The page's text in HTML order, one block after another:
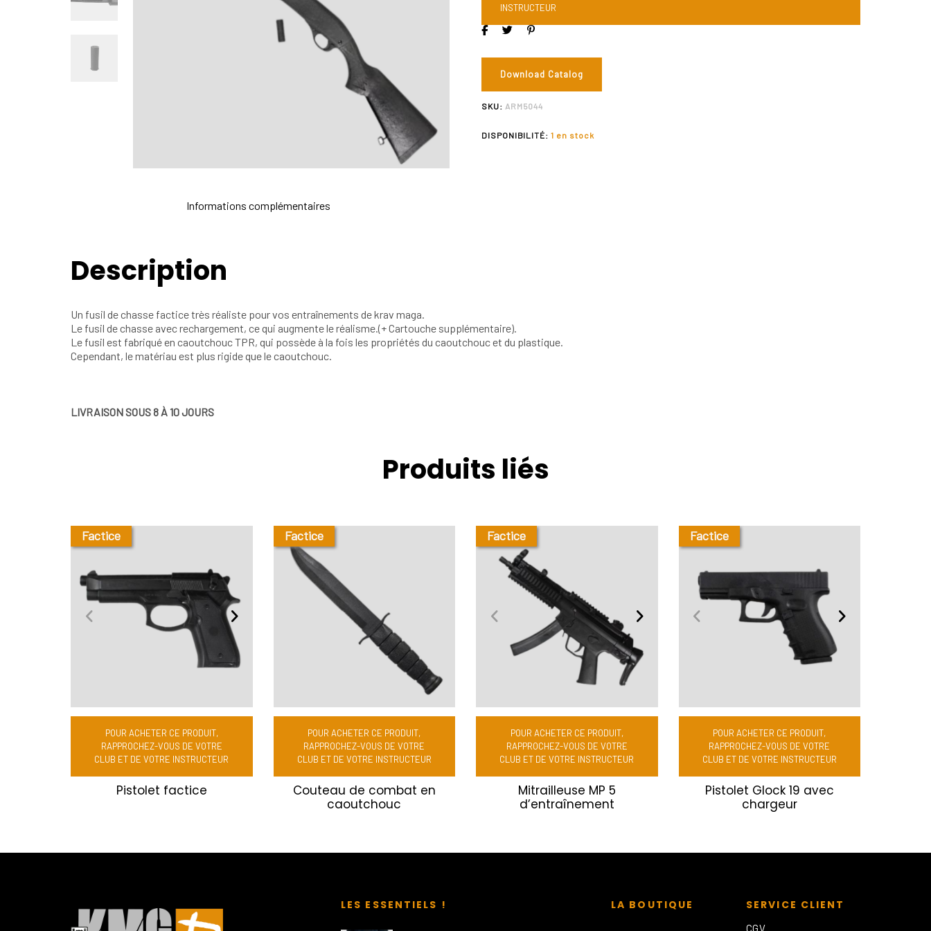
INSTRUCTEUR
Download Catalog
SKU: ARM5044
DISPONIBILITÉ:1 en stock
Informations complémentaires
Description
Un fusil de chasse factice très réaliste pour vos entraînements de krav maga.
Le fusil de chasse avec rechargement, ce qui augmente le réalisme.(+ Cartouche supplémentaire).
Le fusil est fabriqué en caoutchouc TPR, qui possède à la fois les propriétés du caoutchouc et du plastique.
Cependant, le matériau est plus rigide que le caoutchouc.
LIVRAISON SOUS 8 À 10 JOURS
Produits liés
Factice
POUR ACHETER CE PRODUIT,
RAPPROCHEZ-VOUS DE VOTRE
CLUB ET DE VOTRE INSTRUCTEUR
Pistolet factice
Factice
POUR ACHETER CE PRODUIT,
RAPPROCHEZ-VOUS DE VOTRE
CLUB ET DE VOTRE INSTRUCTEUR
Couteau de combat en
caoutchouc
Factice
POUR ACHETER CE PRODUIT,
RAPPROCHEZ-VOUS DE VOTRE
CLUB ET DE VOTRE INSTRUCTEUR
Mitrailleuse MP 5
d’entraînement
Factice
POUR ACHETER CE PRODUIT,
RAPPROCHEZ-VOUS DE VOTRE
CLUB ET DE VOTRE INSTRUCTEUR
Pistolet Glock 19 avec
chargeur
LES ESSENTIELS ! LA BOUTIQUE SERVICE CLIENT
CGV